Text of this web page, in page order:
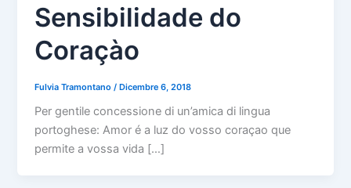
Sensibilidade do
Coraçào
Fulvia Tramontano/Dicembre 6, 2018
Per gentile concessione di un’amica di lingua
portoghese: Amor é a luz do vosso coraçao que
permite a vossa vida […]